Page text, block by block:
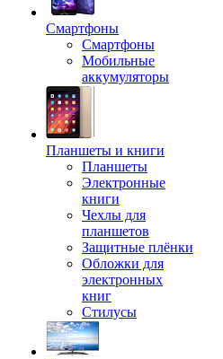
Смартфоны
Смартфоны
Мобильные
аккумуляторы
Планшеты и книги
Планшеты
Электронные
книги
Чехлы для
планшетов
Защитные плёнки
Обложки для
электронных
книг
Стилусы